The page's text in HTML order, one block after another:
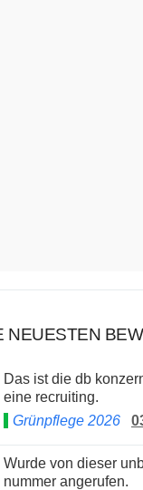
NEUESTEN
Das ist die db konzern aus berlin,
eine recruiting.
Grünpflege 2026
Wurde von dieser unbekannten
nummer angerufen.